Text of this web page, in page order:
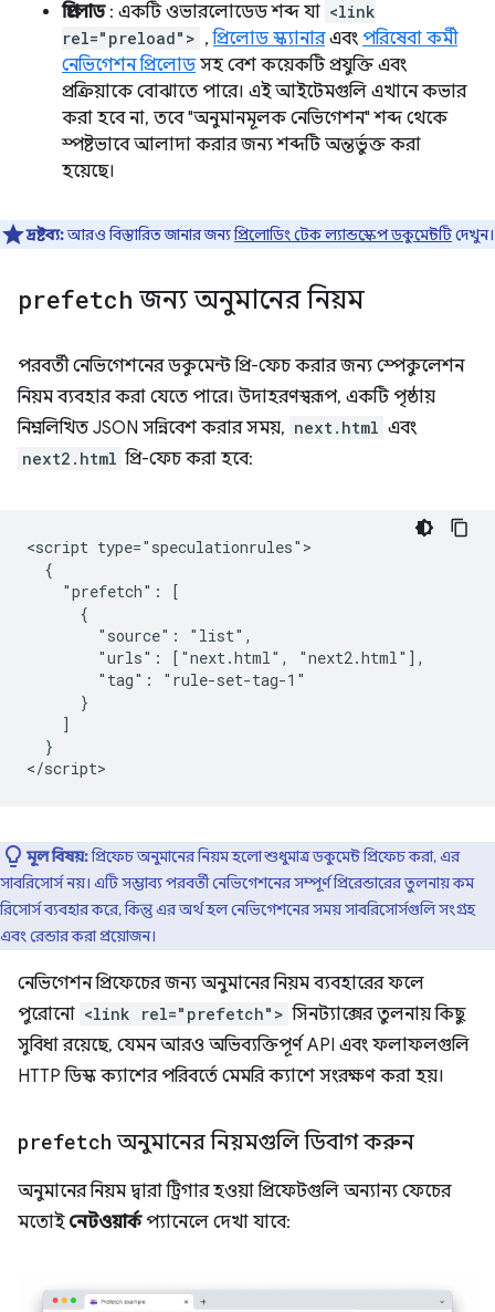
প্রিলোড: একটি ওভারলোডেড শব্দ যা <link
rel="preload"> ,প্রিলোড স্ক্যানারএবং পরিষেবা কর্মী
নেভিগেশন প্রিলোডসহ বেশ কয়েকটি প্রযুক্তি এবং
প্রক্রিয়াকে বোঝাতে পারে। এই আইটেমগুলি এখানে কভার
করা হবে না, তবে "অনুমানমূলক নেভিগেশন" শব্দ থেকে
স্পষ্টভাবে আলাদা করার জন্য শব্দটি অন্তর্ভুক্ত করা
হয়েছে।
দ্রষ্টব্য:আরও বিস্তারিত জানার জন্যপ্রিলোডিং টেক ল্যান্ডস্কেপ ডকুমেন্টটিদেখুন।
prefetch জন্য অনুমানের নিয়ম
পরবর্তী নেভিগেশনের ডকুমেন্ট প্রি-ফেচ করার জন্য স্পেকুলেশন
নিয়ম ব্যবহার করা যেতে পারে। উদাহরণস্বরূপ, একটি পৃষ্ঠায়
নিম্নলিখিত JSON সন্নিবেশ করার সময়, next.html এবং
next2.html প্রি-ফেচ করা হবে:
<script type="speculationrules">
  {
    "prefetch": [
      {
        "source": "list",
        "urls": ["next.html", "next2.html"],
        "tag": "rule-set-tag-1"
      }
    ]
  }
মূল বিষয়:প্রিফেচ অনুমানের নিয়ম হলো শুধুমাত্র ডকুমেন্ট প্রিফেচ করা, এর
সাবরিসোর্স নয়। এটি সম্ভাব্য পরবর্তী নেভিগেশনের সম্পূর্ণ প্রিরেন্ডারের তুলনায় কম
রিসোর্স ব্যবহার করে, কিন্তু এর অর্থ হল নেভিগেশনের সময় সাবরিসোর্সগুলি সংগ্রহ
এবং রেন্ডার করা প্রয়োজন।
নেভিগেশন প্রিফেচের জন্য অনুমানের নিয়ম ব্যবহারের ফলে
পুরোনো <link rel="prefetch"> সিনট্যাক্সের তুলনায় কিছু
সুবিধা রয়েছে, যেমন আরও অভিব্যক্তিপূর্ণ API এবং ফলাফলগুলি
HTTP ডিস্ক ক্যাশের পরিবর্তে মেমরি ক্যাশে সংরক্ষণ করা হয়।
prefetch অনুমানের নিয়মগুলি ডিবাগ করুন
অনুমানের নিয়ম দ্বারা ট্রিগার হওয়া প্রিফেটগুলি অন্যান্য ফেচের
মতোই নেটওয়ার্কপ্যানেলে দেখা যাবে: